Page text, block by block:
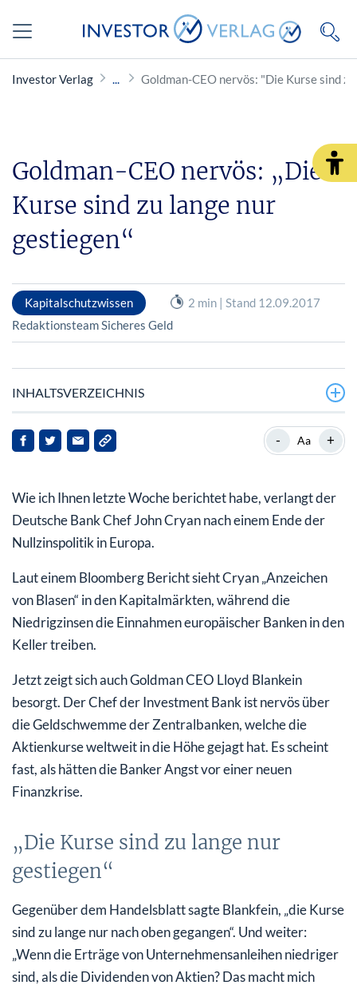
Investor Verlag Goldman-CEO nervös: "Die Kurse sind
Goldman-CEO nervös: „Die
Kurse sind zu lange nur
gestiegen“
Kapitalschutzwissen
2 min | Stand 12.09.2017
Redaktionsteam Sicheres Geld
INHALTSVERZEICHNIS
„Die Kurse sind zu lange nur gestiegen“
Auf keinen Fall sollten Sie jetzt noch Long in Aktien
gehen
- Aa +
Wie ich Ihnen letzte Woche berichtet habe, verlangt der
Deutsche Bank Chef John Cryan nach einem Ende der
Nullzinspolitik in Europa.
Laut einem Bloomberg Bericht sieht Cryan „Anzeichen
von Blasen“ in den Kapitalmärkten, während die
Niedrigzinsen die Einnahmen europäischer Banken in den
Keller treiben.
Jetzt zeigt sich auch Goldman CEO Lloyd Blankein
besorgt. Der Chef der Investment Bank ist nervös über
die Geldschwemme der Zentralbanken, welche die
Aktienkurse weltweit in die Höhe gejagt hat. Es scheint
fast, als hätten die Banker Angst vor einer neuen
Finanzkrise.
„Die Kurse sind zu lange nur
gestiegen“
Gegenüber dem Handelsblatt sagte Blankfein, „die Kurse
sind zu lange nur nach oben gegangen“. Und weiter:
„Wenn die Erträge von Unternehmensanleihen niedriger
sind, als die Dividenden von Aktien? Das macht mich